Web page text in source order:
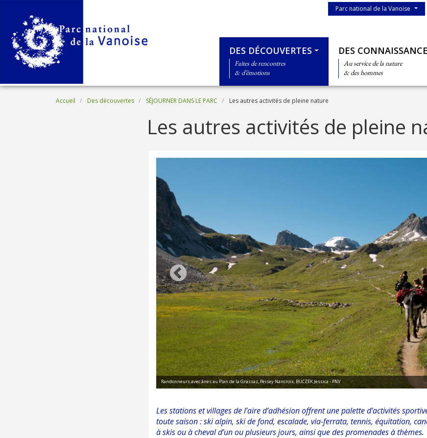
Menu du parc
Parc national de la Vanoise
DES DÉCOUVERTES
Faites de rencontres
& d’émotions
DES
Au service de la nature
& des hommes
Fil d'Ariane
Accueil Des découvertes SÉJOURNER DANS LE PARC Les autres activités de pleine nature
Les autres activités de pleine
Randonneurs avec ânes au Plan de la Grassaz, Peisey Nancroix, BUCZEK Jessica - PNV
Les stations et villages de l’aire d’adhésion offrent une palette d’activités
toute saison : ski alpin, ski de fond, escalade, via-ferrata, tennis, équitation,
à skis ou à cheval d’un ou plusieurs jours, ainsi que des promenades à thèmes.